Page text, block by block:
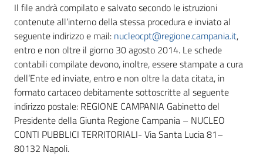
Il file andrà compilato e salvato secondo le istruzioni
contenute all’interno della stessa procedura e inviato al
seguente indirizzo e mail: nucleocpt@regione.campania.it,
entro e non oltre il giorno 30 agosto 2014. Le schede
contabili compilate devono, inoltre, essere stampate a cura
dell’Ente ed inviate, entro e non oltre la data citata, in
formato cartaceo debitamente sottoscritte al seguente
indirizzo postale: REGIONE CAMPANIA Gabinetto del
Presidente della Giunta Regione Campania – NUCLEO
CONTI PUBBLICI TERRITORIALI- Via Santa Lucia 81–
80132 Napoli.